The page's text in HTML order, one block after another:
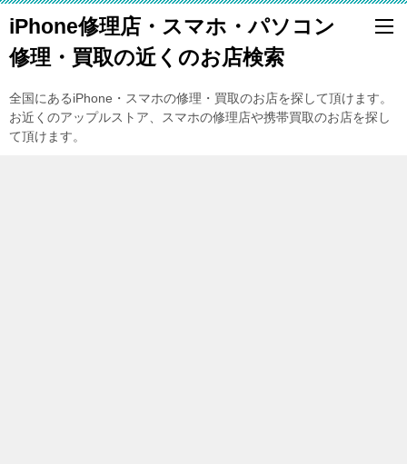
iPhone修理店・スマホ・パソコン
修理・買取の近くのお店検索
全国にあるiPhone・スマホの修理・買取のお店を探して頂けます。
お近くのアップルストア、スマホの修理店や携帯買取のお店を探し
て頂けます。